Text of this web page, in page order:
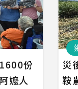
份
嬤人
災
鞍